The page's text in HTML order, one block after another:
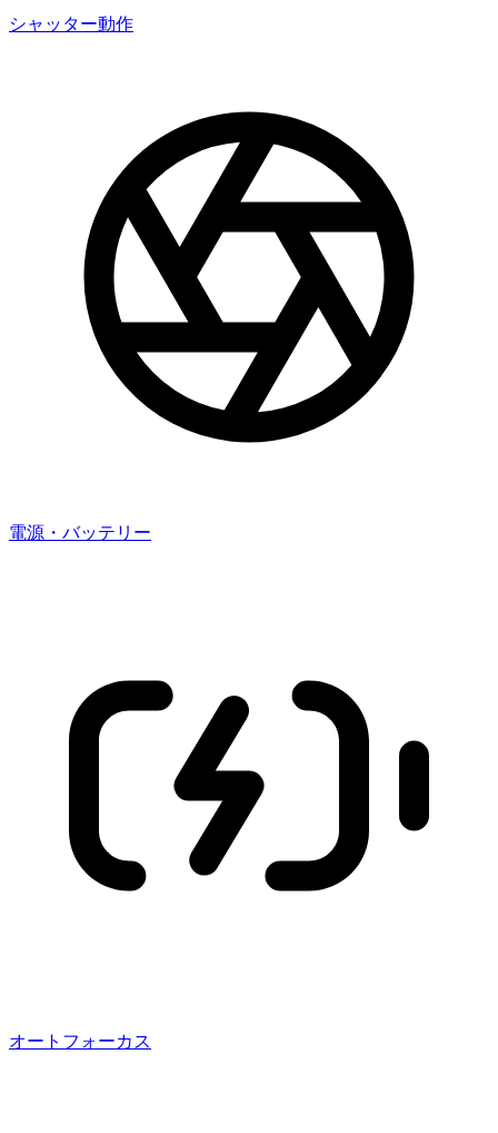
シャッター動作
電源・バッテリー
オートフォーカス